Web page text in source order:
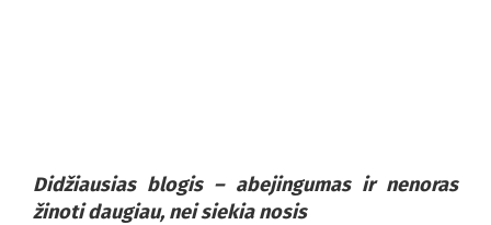
Didžiausias blogis – abejingumas ir nenoras
žinoti daugiau, nei siekia nosis